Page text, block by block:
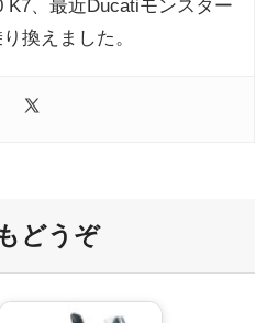
K7、最近Ducatiモンスター
換えました。
どうぞ